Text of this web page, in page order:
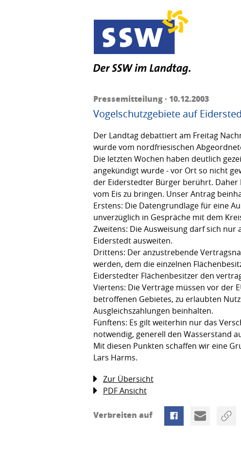
Pressemitteilung · 10.12.2003
Vogelschutzgebiete auf
Der Landtag debattiert am Freitag
wurde vom nordfriesischen
Die letzten Wochen haben deutlich
angekündigt wurde - vor Ort so nicht
der Eiderstedter Bürger berührt.
vom Eis zu bringen. Unser Antrag
Erstens: Die Datengrundlage für eine
unverzüglich in Gespräche mit dem
Zweitens: Die Ausweisung darf sich
Eiderstedt ausweiten.
Drittens: Der anzustrebende
werden, dem die einzelnen
Eiderstedter Flächenbesitzer den
Viertens: Die Verträge müssen vor der
betroffenen Gebietes, zu erlaubten
Ausgleichszahlungen beinhalten.
Fünftens: Es gilt weiterhin nur das
notwendig, generell den Wasserstand
Mit diesen Punkten schaffen wir eine
Lars Harms.
Zur Übersicht
PDF Ansicht
Verbreiten auf